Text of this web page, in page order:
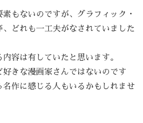
もないのですが、グラフィック・
、どれも一工夫がなされていました
容は有していたと思います。
好きな漫画家さんではないのです
名作に感じる人もいるかもしれませ